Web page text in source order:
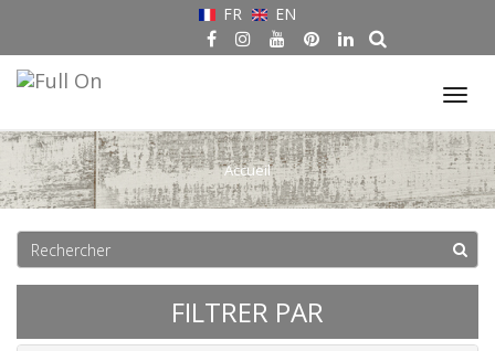
FR EN
Accueil
FILTRER PAR